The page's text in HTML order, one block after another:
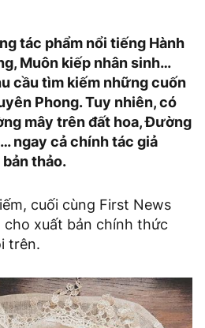
tác phẩm nổi tiếng Hành
Muôn kiếp nhân sinh…
cầu tìm kiếm những cuốn
Phong. Tuy nhiên, có
mây trên đất hoa, Đường
ngay cả chính tác giả
thảo.
cuối cùng First News
xuất bản chính thức
trên.